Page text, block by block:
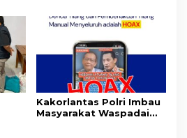
Kakorlantas Polri Imbau
Masyarakat Waspadai